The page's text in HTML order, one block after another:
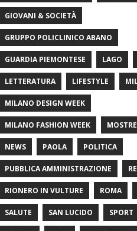
GIOVANI & SOCIETÀ
GRUPPO POLICLINICO ABANO
GUARDIA PIEMONTESE LAGO
LETTERATURA LIFESTYLE
MILANO DESIGN WEEK
MILANO FASHION WEEK MOSTRE
NEWS PAOLA POLITICA
PUBBLICA AMMINISTRAZIONE
RIONERO IN VULTURE ROMA
SALUTE SAN LUCIDO SPORT